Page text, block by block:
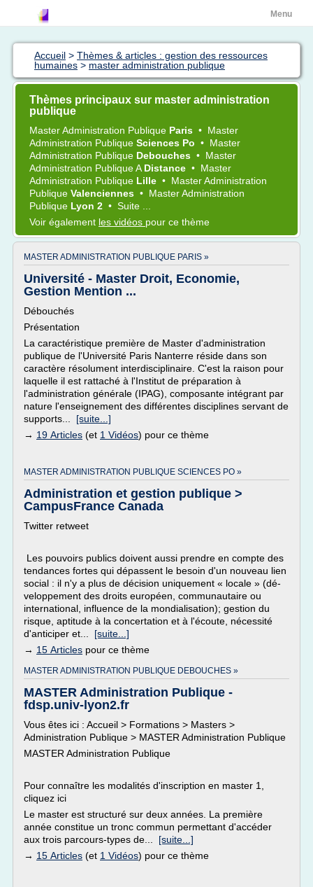
Menu
Accueil > Thèmes & articles : gestion des ressources
humaines > master administration publique
Thèmes principaux sur master administration
publique
Master Administration Publique Paris • Master
Administration Publique Sciences Po • Master
Administration Publique Debouches • Master
Administration PubliqueA Distance • Master
Administration Publique Lille • Master Administration
Publique Valenciennes • Master Administration
Publique Lyon 2 • Suite ...
Voir également les vidéos pour ce thème
MASTER ADMINISTRATION PUBLIQUE PARIS »
Université - Master Droit, Economie,
Gestion Mention ...
Débouchés
Présentation
La caractéristique première de Master d'administration
publique de l'Université Paris Nanterre réside dans son
caractère résolument interdisciplinaire. C'est la raison pour
laquelle il est rattaché à l'Institut de préparation à
l'administration générale (IPAG), composante intégrant par
nature l'enseignement des différentes disciplines servant de
supports... [suite...]
→ 19 Articles (et 1 Vidéos) pour ce thème
MASTER ADMINISTRATION PUBLIQUE SCIENCES PO »
Administration et gestion publique >
CampusFrance Canada
Twitter retweet
Les pouvoirs publics doivent aussi prendre en compte des
tendances fortes qui dépassent le besoin d'un nouveau lien
social : il n'y a plus de décision uniquement « locale » (dé­
veloppement des droits européen, communautaire ou
international, in­fluence de la mondialisation); gestion du
risque, aptitude à la concertation et à l'écoute, nécessité
d'anticiper et... [suite...]
→ 15 Articles pour ce thème
MASTER ADMINISTRATION PUBLIQUE DEBOUCHES »
MASTER Administration Publique -
fdsp.univ-lyon2.fr
Vous êtes ici : Accueil > Formations > Masters >
Administration Publique > MASTER Administration Publique
MASTER Administration Publique
Pour connaître les modalités d'inscription en master 1,
cliquez ici
Le master est structuré sur deux années. La première
année constitue un tronc commun permettant d'accéder
aux trois parcours-types de... [suite...]
→ 15 Articles (et 1 Vidéos) pour ce thème